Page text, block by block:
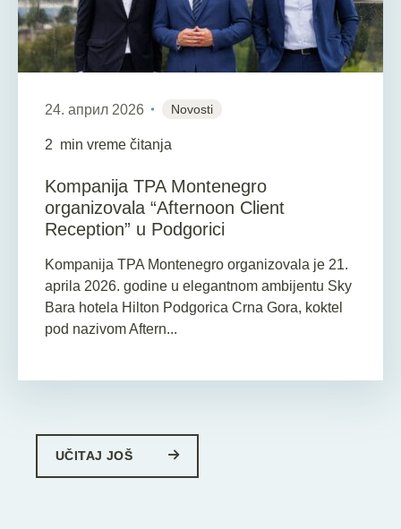
24. април 2026 Novosti
2 min vreme čitanja
Kompanija TPA Montenegro
organizovala “Afternoon Client
Reception” u Podgorici
Kompanija TPA Montenegro organizovala je 21.
aprila 2026. godine u elegantnom ambijentu Sky
Bara hotela Hilton Podgorica Crna Gora, koktel
pod nazivom Aftern...
UČITAJ JOŠ